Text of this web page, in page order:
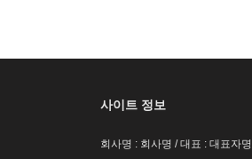
사이트 정보
회사명 : 회사명 / 대표 : 대표자명